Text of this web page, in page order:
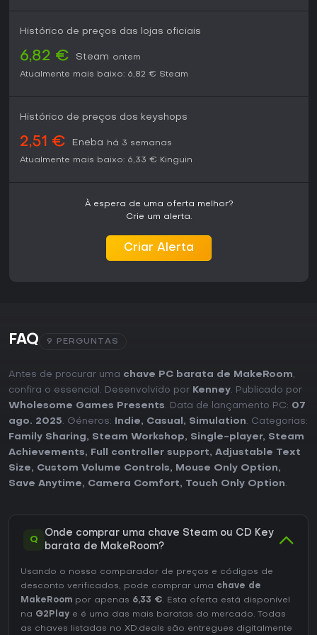
Histórico de preços das lojas oficiais
6,82 € Steam ontem
Atualmente mais baixo: 6,82 € Steam
Histórico de preços dos keyshops
2,51 € Eneba
há 3 semanas
Atualmente mais baixo: 6,33 € Kinguin
À espera de uma oferta melhor?
Crie um alerta.
Criar Alerta
FAQ 9 PERGUNTAS
Antes de procurar uma chave PC barata de MakeRoom,
confira o essencial. Desenvolvido por Kenney. Publicado por
Wholesome Games Presents. Data de lançamento PC: 07
ago. 2025. Géneros: Indie, Casual , Simulation. Categorias:
Family Sharing, Steam Workshop, Single-player, Steam
Achievements, Full controller support, Adjustable Text
Size, Custom Volume Controls, Mouse Only Option,
Save Anytime, Camera Comfort, Touch Only Option.
Q
Onde comprar uma chave Steam ou CD Key
barata de MakeRoom?
Usando o nosso comparador de preços e códigos de
desconto verificados, pode comprar uma chave de
MakeRoom por apenas 6,33 €. Esta oferta está disponível
na G2Play e é uma das mais baratas do mercado. Todas
as chaves listadas no XD.deals são entregues digitalmente